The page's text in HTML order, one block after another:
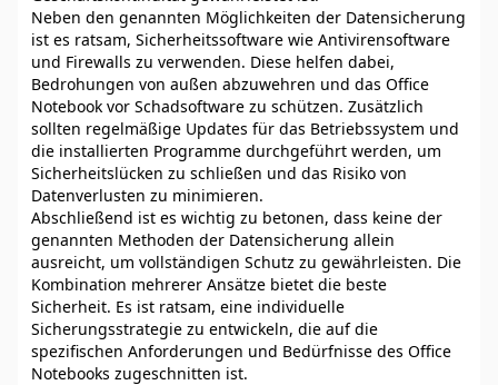
Neben den genannten Möglichkeiten der Datensicherung
ist es ratsam, Sicherheitssoftware wie Antivirensoftware
und Firewalls zu verwenden. Diese helfen dabei,
Bedrohungen von außen abzuwehren und das Office
Notebook vor Schadsoftware zu schützen. Zusätzlich
sollten regelmäßige Updates für das Betriebssystem und
die installierten Programme durchgeführt werden, um
Sicherheitslücken zu schließen und das Risiko von
Datenverlusten zu minimieren.
Abschließend ist es wichtig zu betonen, dass keine der
genannten Methoden der Datensicherung allein
ausreicht, um vollständigen Schutz zu gewährleisten. Die
Kombination mehrerer Ansätze bietet die beste
Sicherheit. Es ist ratsam, eine individuelle
Sicherungsstrategie zu entwickeln, die auf die
spezifischen Anforderungen und Bedürfnisse des Office
Notebooks zugeschnitten ist.